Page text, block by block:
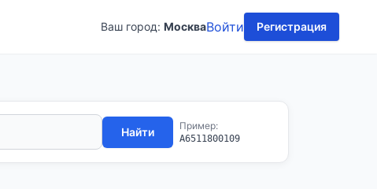
Ваш город: МоскваВойти Регистрация
Найти Пример:
A6511800109